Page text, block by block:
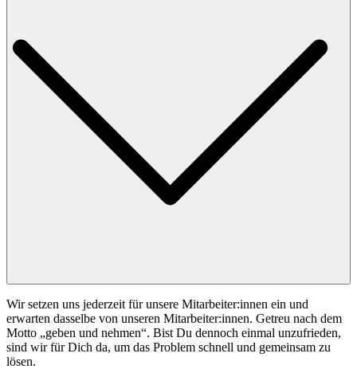
Wir setzen uns jederzeit für unsere Mitarbeiter:innen ein und
erwarten dasselbe von unseren Mitarbeiter:innen. Getreu nach dem
Motto „geben und nehmen“. Bist Du dennoch einmal unzufrieden,
sind wir für Dich da, um das Problem schnell und gemeinsam zu
lösen.